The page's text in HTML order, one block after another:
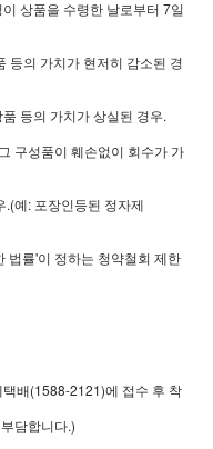
상품을 수령한 날로부터 7일
등의 가치가 현저히 감소된 경
등의 가치가 상실된 경우.
구성품이 훼손없이 회수가 가
.(예: 포장인등된 정자제
법률'이 정하는 청약철회 제한
배(1588-2121)에 접수 후 착
담합니다.)